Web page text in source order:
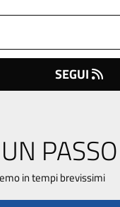
SEGUI
in tempi brevissimi